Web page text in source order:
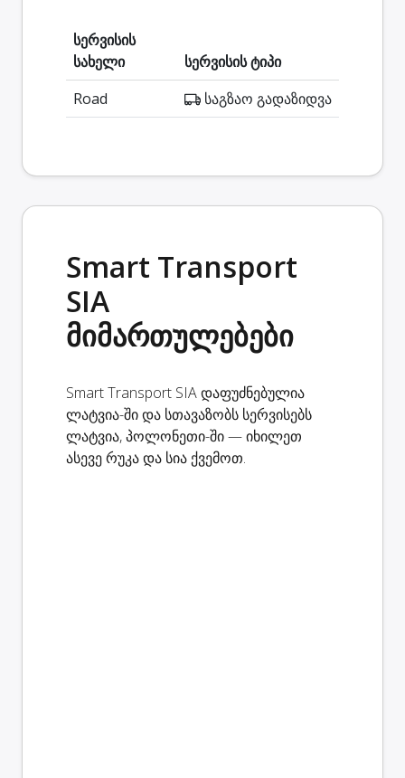
სერვისის
სახელი
სერვისის ტიპი
Road
საგზაო გადაზიდვა
Smart Transport
SIA
მიმართულებები
Smart Transport SIA დაფუძნებულია
ლატვია-ში და სთავაზობს სერვისებს
ლატვია, პოლონეთი-ში — იხილეთ
ასევე რუკა და სია ქვემოთ.